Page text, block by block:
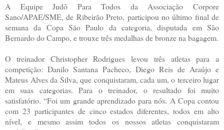
A Equipe Judô Para Todos da Associação Corpore
Sano/APAE/SME, de Ribeirão Preto, participou no último final de
semana da Copa São Paulo da categoria, disputada em São
Bernardo do Campo, e trouxe três medalhas de bronze na bagagem.
O treinador Christopher Rodrigues levou três atletas para a
competição: Danilo Santana Pacheco, Diego Reis de Araújo e
Mateus Alves da Silva, que conquistaram, cada um, o terceiro lugar
em suas categorias. Para o treinador, o resultado foi muito
satisfatório. “Foi um grande aprendizado para nós. A Copa contou
com 23 participantes de cinco estados diferentes, todos em alto
nível, e mesmo assim todos os nossos atletas conquistaram